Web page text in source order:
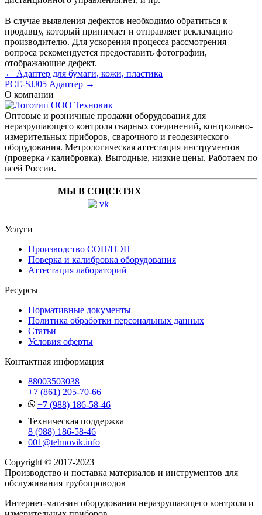
В случае выявления дефектов необходимо обратиться к
продавцу, который принимает и отправляет рекламацию
производителю. Для ускорения процесса рассмотрения
вопроса рекомендуется предоставить фотографии,
отображающие дефект.
← Адаптер для бумаги, кожи, пластика
PCE-SJJ05 Адаптер →
О компании
Оптовые и розничные продажи оборудования для
неразрушающего контроля сварных соединений, контрольно-
измерительных приборов, сварочного и геодезического
оборудования. Метрологическая аттестация инструментов
(проверка / калибровка). Выгодные, низкие цены. Работаем по
всей России.
МЫ В СОЦСЕТЯХ
Услуги
Производство СОП/ПЭП
Поверка и калибровка оборудования
Аттестация лабораторий
Ресурсы
Нормативные документы
Политика обработки персональных данных
Статьи
Условия оферты
Контактная информация
88003503038
+7 (861) 205-70-66
+7 (988) 186-58-46
Техническая поддержка
8 (988) 186-58-46
001@tehnovik.info
Copyright © 2017-2023
Производство и поставка материалов и инструментов для
обслуживания трубопроводов
Интернет-магазин оборудования неразрушающего контроля и